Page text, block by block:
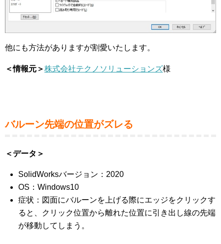
他にも方法がありますが割愛いたします。
＜情報元＞株式会社テクノソリューションズ様
バルーン先端の位置がズレる
＜データ＞
SolidWorksバージョン：2020
OS：Windows10
症状：図面にバルーンを上げる際にエッジをクリックす
ると、クリック位置から離れた位置に引き出し線の先端
が移動してしまう。